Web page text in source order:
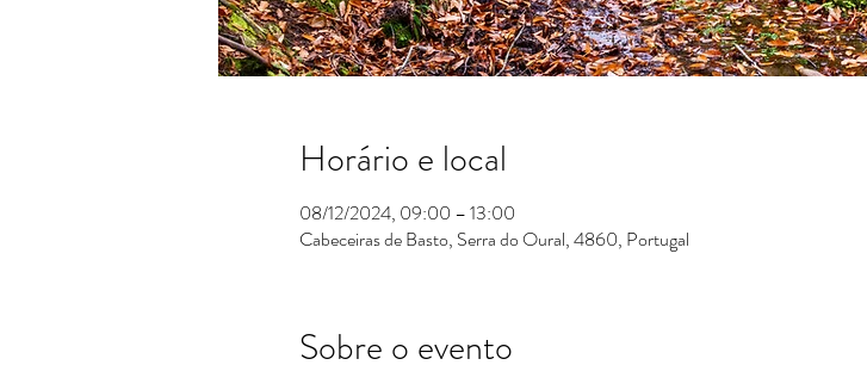
Horário e local
08/12/2024, 09:00 – 13:00
Cabeceiras de Basto, Serra do Oural, 4860, Portugal
Sobre o evento